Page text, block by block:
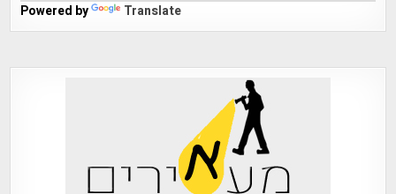
Powered by Translate